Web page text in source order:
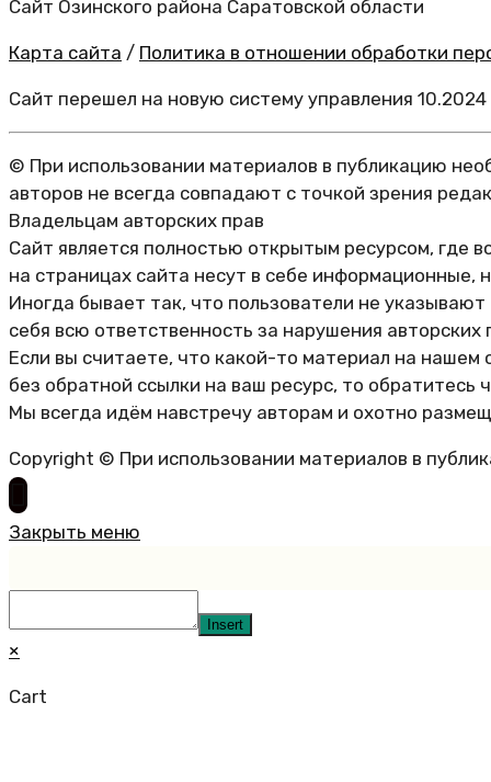
Сайт Озинского района Саратовской области
Карта сайта / Политика в отношении обработки
Сайт перешел на новую систему управления 10.2024
© При использовании материалов в публикацию
авторов не всегда совпадают с точкой зрения
Владельцам авторских прав
Сайт является полностью открытым ресурсом, где
на страницах сайта несут в себе информационные,
Иногда бывает так, что пользователи не
себя всю ответственность за нарушения авторских
Если вы считаете, что какой-то материал на
без обратной ссылки на ваш ресурс, то обратитесь
Мы всегда идём навстречу авторам и охотно
Copyright © При использовании материалов в
Закрыть меню
Insert
×
Cart